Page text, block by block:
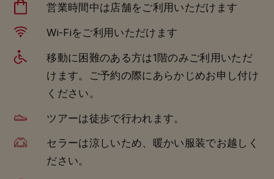
営業時間中は店舗をご利用いただけます
Wi-Fiをご利用いただけます
移動に困難のある方は1階のみご利用いただ
けます。ご予約の際にあらかじめお申し付け
ください。
ツアーは徒歩で行われます。
セラーは涼しいため、暖かい服装でお越しく
ださい。